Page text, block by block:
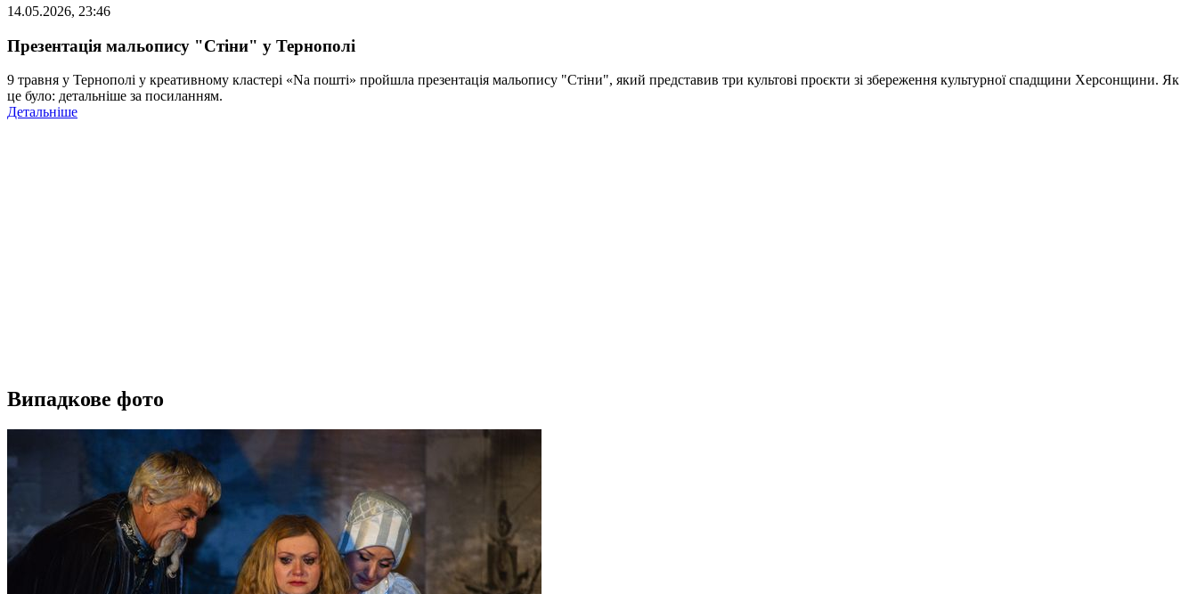
14.05.2026, 23:46
Презентація мальопису "Стіни" у Тернополі
9 травня у Тернополі у креативному кластері «Na пошті» пройшла презентація мальопису "Стіни", який представив три культові проєкти зі збереження культурної спадщини Херсонщини. Як
це було: детальніше за посиланням.
Детальніше
Випадкове фото